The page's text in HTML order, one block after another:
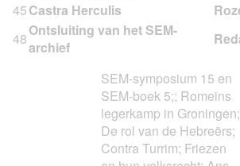
45Castra Herculis
48Ontsluiting van het SEM-
archief
SEM-symposium 15 en
SEM-boek 5;; Romeins
legerkamp in Groningen;
De rol van de Hebreërs;
Contra Turrim; Friezen